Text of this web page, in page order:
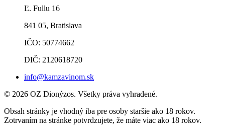
Ľ. Fullu 16
841 05, Bratislava
IČO: 50774662
DIČ: 2120618720
info@kamzavinom.sk
© 2026 OZ Dionýzos. Všetky práva vyhradené.
Obsah stránky je vhodný iba pre osoby staršie ako 18 rokov.
Zotrvaním na stránke potvrdzujete, že máte viac ako 18 rokov.